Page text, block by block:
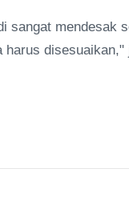
sangat mendesak
harus disesuaikan,"